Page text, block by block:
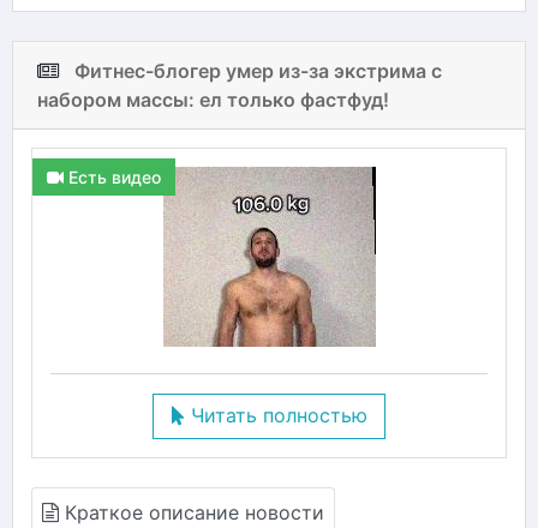
Фитнес-блогер умер из-за экстрима с
набором массы: ел только фастфуд!
Есть видео
Читать полностью
Краткое описание новости